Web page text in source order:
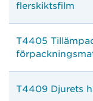
flerskiktsfilm
T4405
T4409 Djurets